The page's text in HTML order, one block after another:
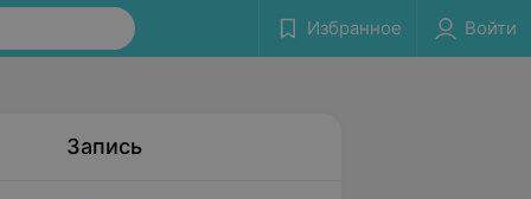
Избранное Войти
Запись